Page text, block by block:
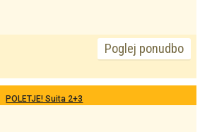
Poglej ponudbo
POLETJE! Suita 2+3